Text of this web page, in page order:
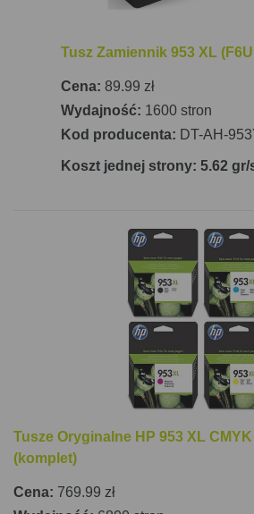
Tusz Zamiennik 953 XL
Cena: 89.99 zł
Wydajność: 1600 stron
Kod producenta: DT-AH-
Koszt jednej strony: 5.62
Tusze Oryginalne HP 953 XL
(komplet)
Cena: 769.99 zł